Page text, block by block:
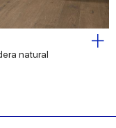
natural